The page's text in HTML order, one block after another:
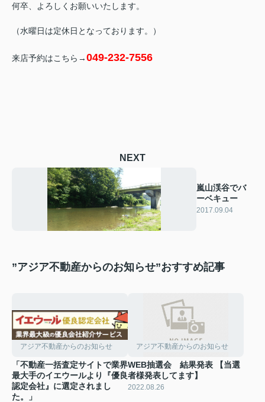
何卒、よろしくお願いいたします。
（水曜日は定休日となっております。）
来店予約はこちら→049-232-7556
NEXT
嵐山渓谷でバ
ーベキュー
2017.09.04
”アジア不動産からのお知らせ”おすすめ記事
アジア不動産からのお知らせ
「不動産一括査定サイトで業界
最大手のイエウールより『優良
認定会社』に選定されまし
た。」
アジア不動産からのお知らせ
WEB抽選会 結果発表 【当選
者様発表してます】
2022.08.26